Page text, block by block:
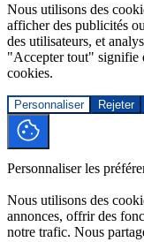
Nous utilisons des
afficher des publicités
des utilisateurs, et
"Accepter tout" signifie
cookies.
Personnaliser Rejeter
Personnaliser les
Nous utilisons des
annonces, offrir des
notre trafic. Nous